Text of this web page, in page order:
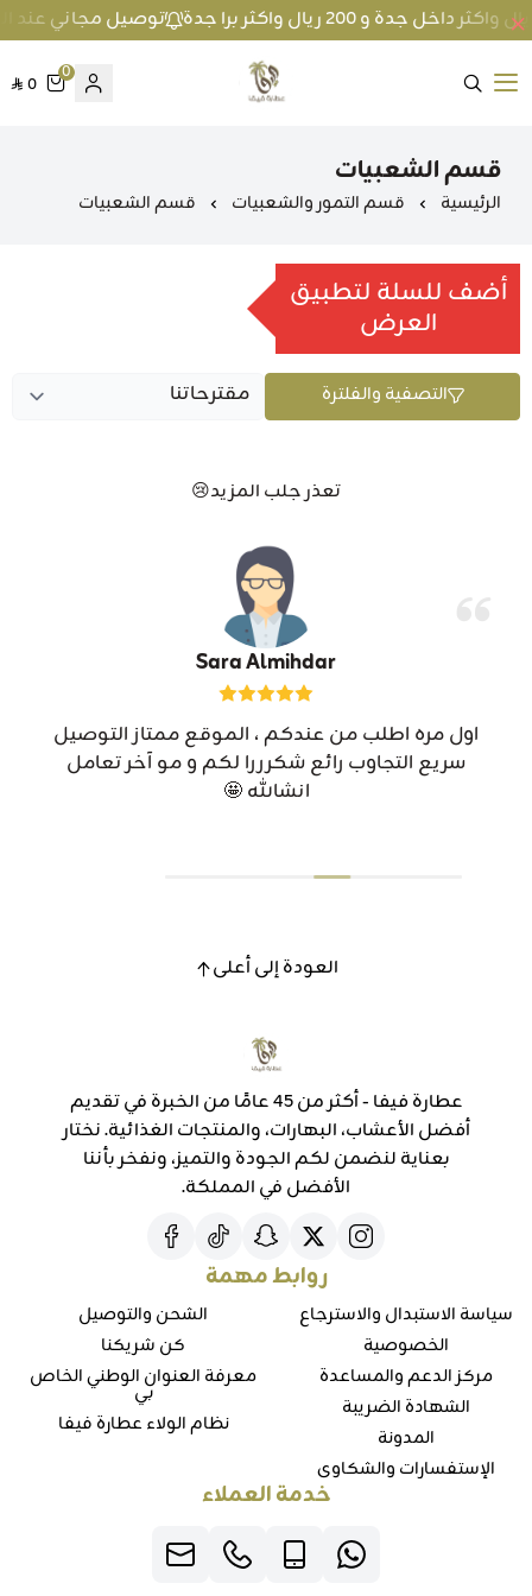
توصيل مجاني عند الطلب بمبلغ 100 ريال واكثر
متجر عطارة فيفا
0
0
قسم الشعبيات
الرئيسية قسم التمور والشعبيات قسم الشعبيات
أضف للسلة لتطبيق
العرض
التصفية والفلترة
تعذر جلب المزيد😢
Sara Almihdar
اول مره اطلب من عندكم ، الموقع ممتاز التوصيل
سريع التجاوب رائع شكرررا لكم و مو آخر تعامل
انشالله 🤩
العودة إلى أعلى
عطارة فيفا - أكثر من 45 عامًا من الخبرة في تقديم
أفضل الأعشاب، البهارات، والمنتجات الغذائية. نختار
بعناية لنضمن لكم الجودة والتميز، ونفخر بأننا
الأفضل في المملكة.
روابط مهمة
سياسة الاستبدال والاسترجاع
الخصوصية
مركز الدعم والمساعدة
الشهادة الضريبة
المدونة
الإستفسارات والشكاوي
الشحن والتوصيل
كن شريكنا
معرفة العنوان الوطني الخاص
بي
نظام الولاء عطارة فيفا
خدمة العملاء